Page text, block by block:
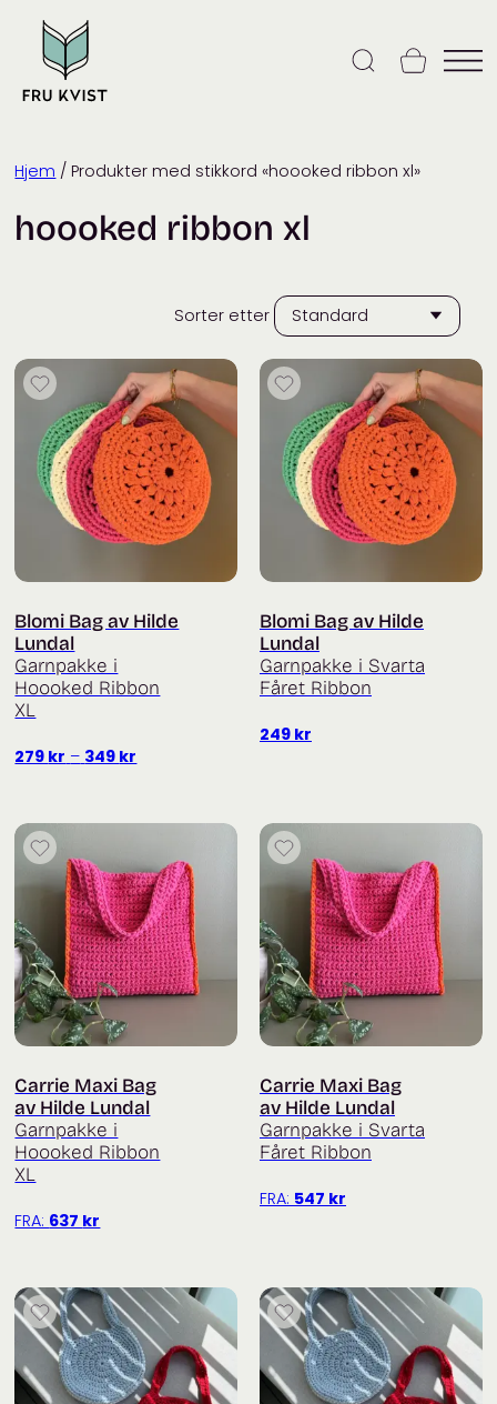
content
Hjem / Produkter med stikkord «hoooked ribbon xl»
hoooked ribbon xl
Sorter etter
Blomi Bag av Hilde
Lundal
Garnpakke i
Hoooked Ribbon
XL
279 kr – 349 kr
349 kr
Blomi Bag av Hilde
Lundal
Garnpakke i Svarta
Fåret Ribbon
249 kr
Carrie Maxi Bag
av Hilde Lundal
Garnpakke i
Hoooked Ribbon
XL
FRA: 637 kr
Carrie Maxi Bag
av Hilde Lundal
Garnpakke i Svarta
Fåret Ribbon
FRA: 547 kr